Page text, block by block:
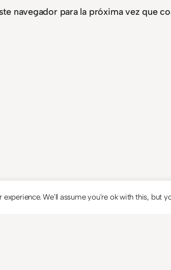
navegador para la próxima vez que
We'll assume you're ok with this, but